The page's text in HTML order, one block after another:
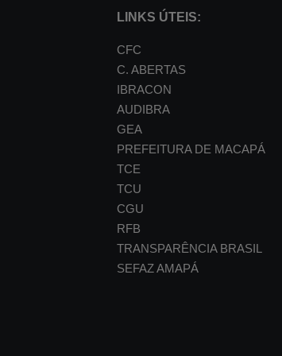
LINKS ÚTEIS:
CFC
C. ABERTAS
IBRACON
AUDIBRA
GEA
PREFEITURA DE MACAPÁ
TCE
TCU
CGU
RFB
TRANSPARÊNCIA BRASIL
SEFAZ AMAPÁ